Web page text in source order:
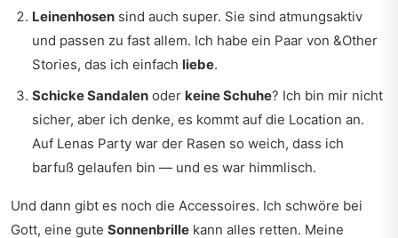
Leinenhosen sind auch super. Sie sind atmungsaktiv
und passen zu fast allem. Ich habe ein Paar von &Other
Stories, das ich einfach liebe.
Schicke Sandalen oder keine Schuhe? Ich bin mir nicht
sicher, aber ich denke, es kommt auf die Location an.
Auf Lenas Party war der Rasen so weich, dass ich
barfuß gelaufen bin — und es war himmlisch.
Und dann gibt es noch die Accessoires. Ich schwöre bei
Gott, eine gute Sonnenbrille kann alles retten. Meine